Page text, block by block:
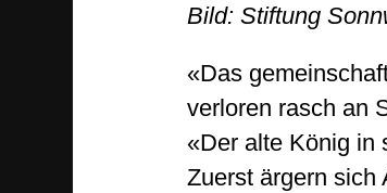
Bild: Stiftung
«Das
verloren rasch an
«Der alte König in
Zuerst ärgern sich